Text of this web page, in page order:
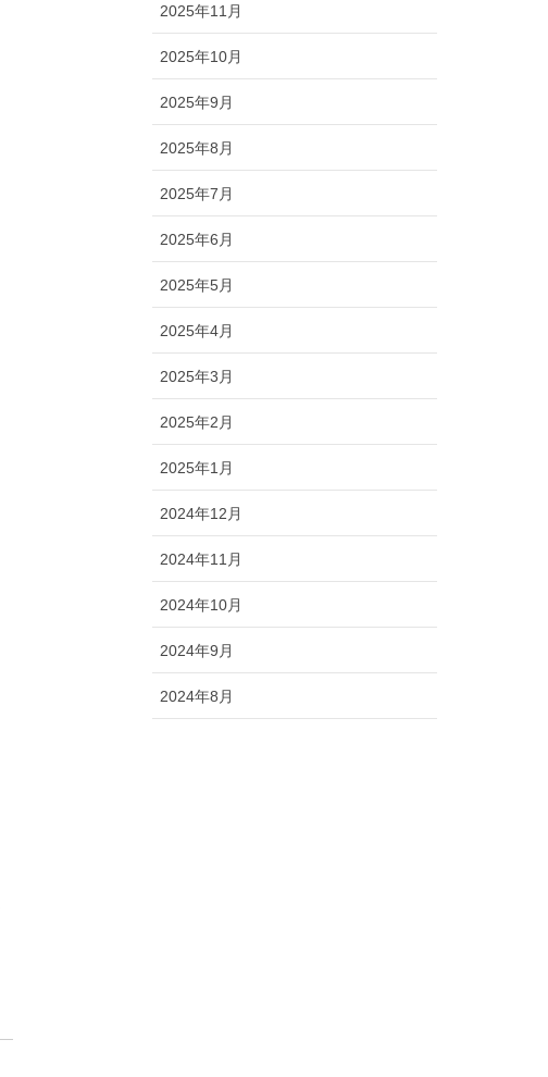
2025年11月
2025年10月
2025年9月
2025年8月
2025年7月
2025年6月
2025年5月
2025年4月
2025年3月
2025年2月
2025年1月
2024年12月
2024年11月
2024年10月
2024年9月
2024年8月